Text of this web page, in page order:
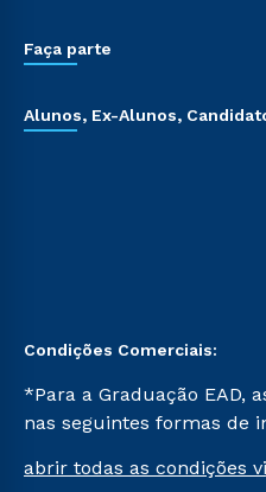
Faça parte
Alunos, Ex-Alunos,
Condições Comerciais:
*Para a Graduação EAD,
nas seguintes formas de
Já para as demais, a taxa
abrir todas as condições